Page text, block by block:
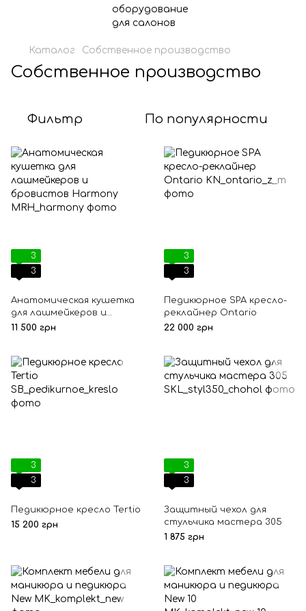
Каталог Собственное производство
Собственное производство
Фильтр По популярности
3
3
Анатомическая кушетка
для лашмейкеров и
бровистов Harmony
11 500 грн
3
3
Педикюрное SPA кресло-
реклайнер Ontario
22 000 грн
3
3
Педикюрное кресло Tertio
15 200 грн
3
3
Защитный чехол для
стульчика мастера 305
1 875 грн